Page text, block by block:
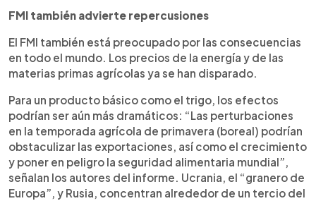
FMI también advierte repercusiones
El FMI también está preocupado por las consecuencias
en todo el mundo. Los precios de la energía y de las
materias primas agrícolas ya se han disparado.
Para un producto básico como el trigo, los efectos
podrían ser aún más dramáticos: “Las perturbaciones
en la temporada agrícola de primavera (boreal) podrían
obstaculizar las exportaciones, así como el crecimiento
y poner en peligro la seguridad alimentaria mundial”,
señalan los autores del informe. Ucrania, el “granero de
Europa”, y Rusia, concentran alrededor de un tercio del